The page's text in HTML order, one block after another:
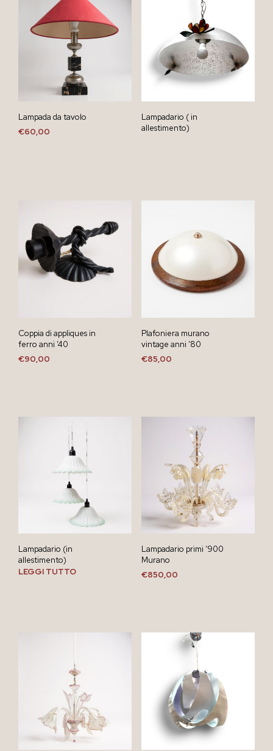
Lampada da tavolo
€60,00
Lampadario ( in
allestimento)
Coppia di appliques in
ferro anni ’40
€90,00
Plafoniera murano
vintage anni ’80
€85,00
Lampadario (in
allestimento)
LEGGI TUTTO
Lampadario primi ‘900
Murano
€850,00